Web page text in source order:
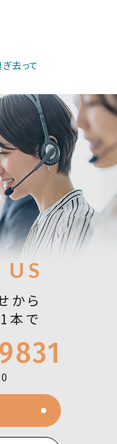
去って
から
本で